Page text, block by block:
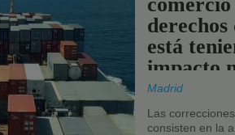
derechos
está
impacto
los
UE.
Madrid
Las
consisten en la